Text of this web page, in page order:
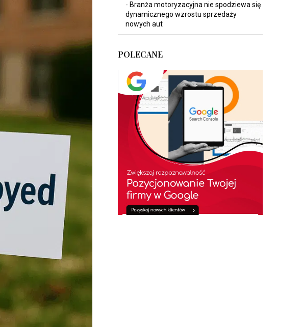
- Branża motoryzacyjna nie spodziewa się
dynamicznego wzrostu sprzedaży
nowych aut
POLECANE